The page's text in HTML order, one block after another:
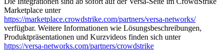
Marketplace unter
https://marketplace.crowdstrike.com/partners/versa-networks/
verfügbar. Weitere Informationen wie Lösungsbeschreibungen,
Produktpräsentationen und Kurzvideos finden sich unter
https://versa-networks.com/partners/crowdstrike